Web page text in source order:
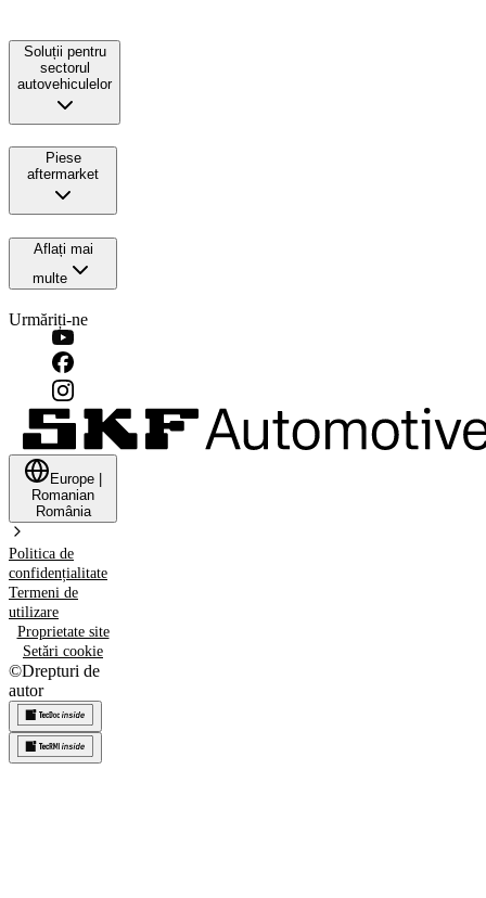
Soluții pentru
sectorul
autovehiculelor
Piese
aftermarket
Aflați mai
multe
Urmăriți-ne
Europe
Romanian
România
Politica de
confidențialitate
Termeni de
utilizare
Proprietate site
Setări cookie
©Drepturi de
autor